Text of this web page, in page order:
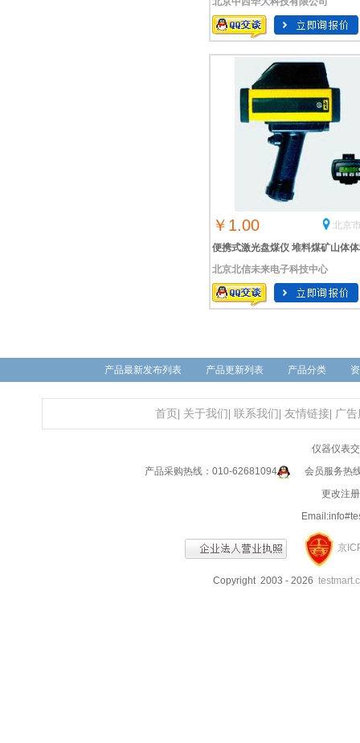
￥1.00
北京
便携式激光盘煤仪 堆料煤矿山体
计算仪 矿山剥离量计算仪 干煤棚
测量
北京北信未来电子科技中心
产品最新发布列表 产品更新列表 产品分类
首页 关于我们 联系我们 友情链接| 广告
仪器仪表
产品采购热线：010-62681094
会员服务热
更改注
京
Copyright 2003 - 2026